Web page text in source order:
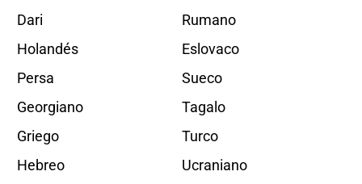
Dari
Holandés
Persa
Georgiano
Griego
Hebreo
Rumano
Eslovaco
Sueco
Tagalo
Turco
Ucraniano